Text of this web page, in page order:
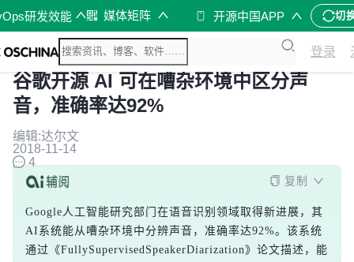
研发效能 媒体矩阵 开源中国APP 切
登录
谷歌开源 AI 可在嘈杂环境中区分声
音，准确率达92%
编辑:达尔文
2018-11-14
4
复制
Google人工智能研究部门在语音识别领域取得新进展，其
AI系统能从嘈杂环境中分辨声音，准确率达92%。该系统
通过《FullySupervisedSpeakerDiarization》论文描述，能